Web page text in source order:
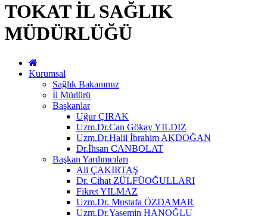
TOKAT İL SAĞLIK
MÜDÜRLÜĞÜ
Kurumsal
Sağlık Bakanımız
İl Müdürü
Başkanlar
Uğur ÇIRAK
Uzm.Dr.Can Gökay YILDIZ
Uzm.Dr.Halil İbrahim AKDOĞAN
Dr.İhsan CANBOLAT
Başkan Yardımcıları
Ali ÇAKIRTAŞ
Dr. Cihat ZÜLFÜOĞULLARI
Fikret YILMAZ
Uzm.Dr. Mustafa ÖZDAMAR
Uzm.Dr.Yasemin HANOĞLU